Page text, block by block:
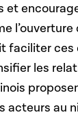
et
l’ouverture
faciliter ces
les
acteurs au